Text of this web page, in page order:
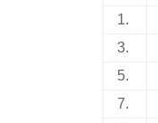
1.
3.
5.
7.